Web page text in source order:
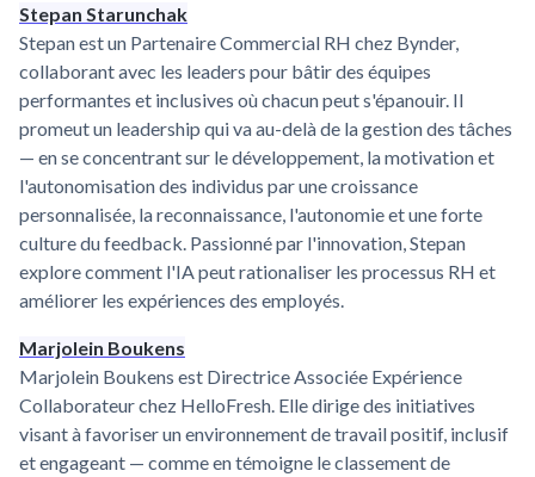
Stepan Starunchak
Stepan est un Partenaire Commercial RH chez Bynder,
collaborant avec les leaders pour bâtir des équipes
performantes et inclusives où chacun peut s'épanouir. Il
promeut un leadership qui va au-delà de la gestion des tâches
— en se concentrant sur le développement, la motivation et
l'autonomisation des individus par une croissance
personnalisée, la reconnaissance, l'autonomie et une forte
culture du feedback. Passionné par l'innovation, Stepan
explore comment l'IA peut rationaliser les processus RH et
améliorer les expériences des employés.
Marjolein Boukens
Marjolein Boukens est Directrice Associée Expérience
Collaborateur chez HelloFresh. Elle dirige des initiatives
visant à favoriser un environnement de travail positif, inclusif
et engageant — comme en témoigne le classement de